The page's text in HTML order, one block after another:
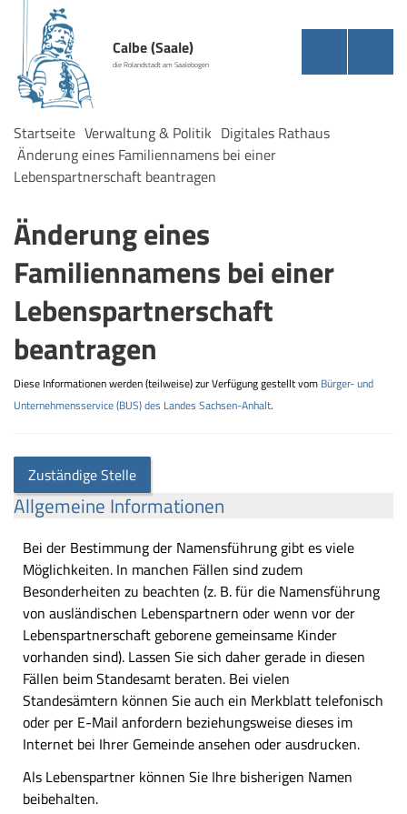
Calbe (Saale)
die Rolandstadt am Saalebogen
Startseite Verwaltung & Politik Digitales Rathaus
Änderung eines Familiennamens bei einer
Lebenspartnerschaft beantragen
Änderung eines
Familiennamens bei einer
Lebenspartnerschaft
beantragen
Diese Informationen werden (teilweise) zur Verfügung gestellt vom Bürger- und
Unternehmensservice (BUS) des Landes Sachsen-Anhalt.
Zuständige Stelle
Allgemeine Informationen
Bei der Bestimmung der Namensführung gibt es viele
Möglichkeiten. In manchen Fällen sind zudem
Besonderheiten zu beachten (z. B. für die Namensführung
von ausländischen Lebenspartnern oder wenn vor der
Lebenspartnerschaft geborene gemeinsame Kinder
vorhanden sind). Lassen Sie sich daher gerade in diesen
Fällen beim Standesamt beraten. Bei vielen
Standesämtern können Sie auch ein Merkblatt telefonisch
oder per E-Mail anfordern beziehungsweise dieses im
Internet bei Ihrer Gemeinde ansehen oder ausdrucken.
Als Lebenspartner können Sie Ihre bisherigen Namen
beibehalten.